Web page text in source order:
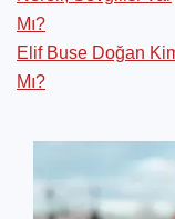
Elif Buse Doğan
Mı?